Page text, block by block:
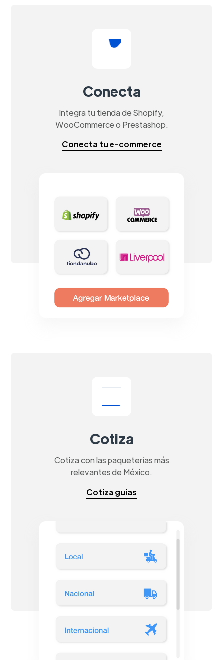
Conecta
Integra tu tienda de Shopify,
WooCommerce o Prestashop.
Conecta tu e-commerce
Cotiza
Cotiza con las paqueterías más
relevantes de México.
Cotiza guías